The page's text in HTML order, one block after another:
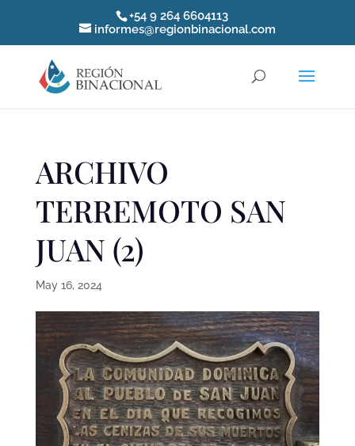
+54 9 264 6604113
informes@regionbinacional.com
ARCHIVO
TERREMOTO SAN
JUAN (2)
May 16, 2024